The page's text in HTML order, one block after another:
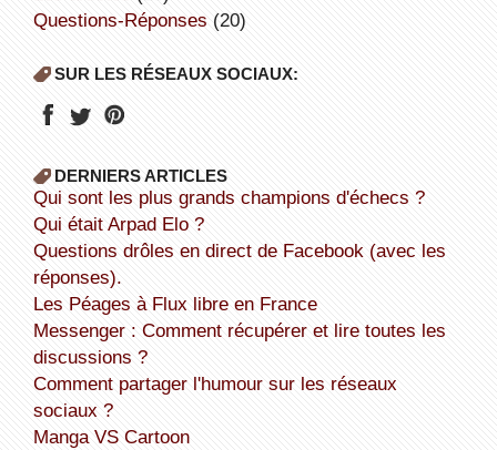
Questions-Réponses (20)
SUR LES RÉSEAUX SOCIAUX:
DERNIERS ARTICLES
Qui sont les plus grands champions d'échecs ?
Qui était Arpad Elo ?
Questions drôles en direct de Facebook (avec les
réponses).
Les Péages à Flux libre en France
Messenger : Comment récupérer et lire toutes les
discussions ?
Comment partager l'humour sur les réseaux
sociaux ?
Manga VS Cartoon